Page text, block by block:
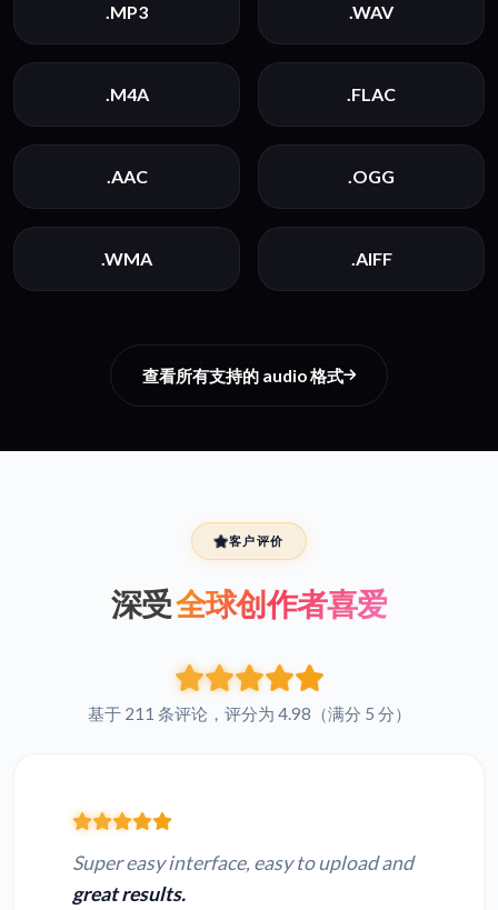
.MP3 .WAV
.M4A .FLAC
.AAC .OGG
.WMA .AIFF
查看所有支持的 audio 格式
客户评价
深受全球创作者喜爱
基于 211 条评论，评分为 4.98（满分 5 分）
Super easy interface, easy to upload and
great results.